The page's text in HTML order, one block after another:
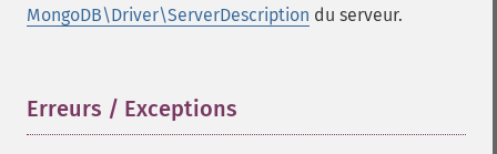
MongoDB\Driver\ServerDescription du serveur.
Erreurs / Exceptions